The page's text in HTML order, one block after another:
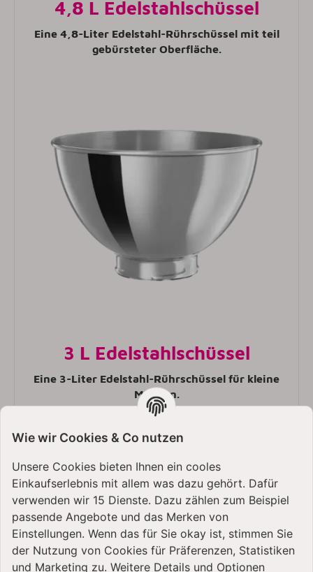
4,8 L Edelstahlschüssel
Eine 4,8-Liter Edelstahl-Rührschüssel mit teil
gebürsteter Oberfläche.
3 L Edelstahlschüssel
Eine 3-Liter Edelstahl-Rührschüssel für kleine
Mengen.
Wie wir Cookies & Co nutzen
Unsere Cookies bieten Ihnen ein cooles
Einkaufserlebnis mit allem was dazu gehört. Dafür
verwenden wir 15 Dienste. Dazu zählen zum Beispiel
passende Angebote und das Merken von
Einstellungen. Wenn das für Sie okay ist, stimmen Sie
der Nutzung von Cookies für Präferenzen, Statistiken
und Marketing zu. Weitere Details und Optionen